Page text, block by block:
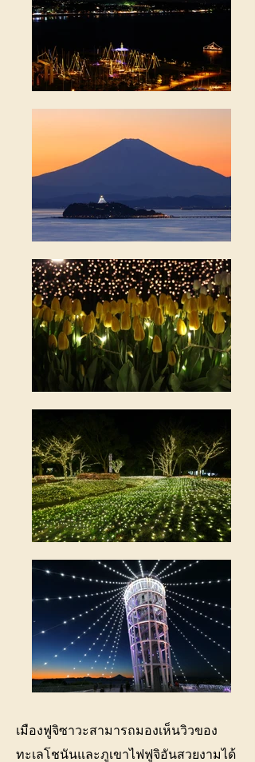
เมืองฟูจิซาวะสามารถมองเห็นวิวของ
ทะเลโชนันและภูเขาไฟฟูจิอันสวยงามได้